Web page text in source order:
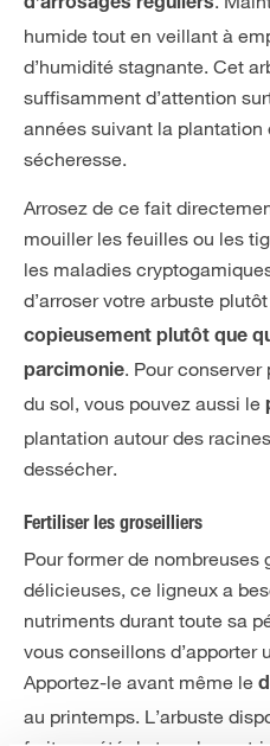
d’arrosages réguliers
humide tout en veillant à
d’humidité stagnante. Cet
suffisamment d’attention
années suivant la
sécheresse.
Arrosez de ce fait
mouiller les feuilles ou les
les maladies
d’arroser votre arbuste plutôt
copieusement plutôt que
parcimonie. Pour conserver
du sol, vous pouvez aussi le
plantation autour des
dessécher.
Fertiliser les groseilliers
Pour former de nombreuses
délicieuses, ce ligneux a
nutriments durant toute sa
vous conseillons d’apporter
Apportez-le avant même le
au printemps. L’arbuste